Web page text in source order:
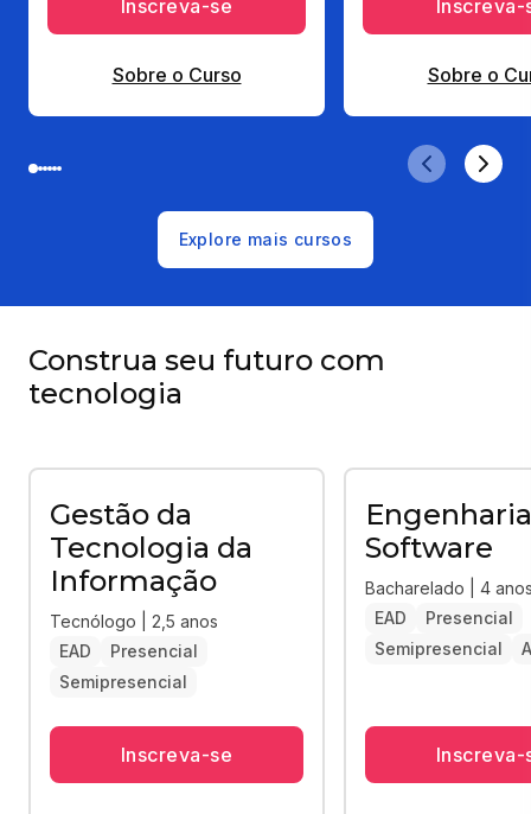
Inscreva-se
Sobre o Curso
Inscreva-
Sobre o
Explore mais cursos
Construa seu futuro com
tecnologia
Gestão da
Tecnologia da
Informação
Tecnólogo | 2,5 anos
EAD
Presencial
Semipresencial
Inscreva-se
Software
Bacharelado | 4
EAD
Presencial
Semipresencial
Inscreva-